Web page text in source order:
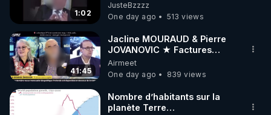
1:02
JusteBzzzz
One day ago
513 views
41:45
Jacline MOURAUD & Pierre
JOVANOVIC ★ Factures
Impayées : Où Est Passé Le
Pognon ?
Airmeet
One day ago
839 views
Nombre d’habitants sur la
planète Terre…